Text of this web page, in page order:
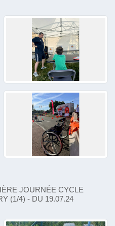
JOURNÉE CYCLE
(1/4) - DU 19.07.24